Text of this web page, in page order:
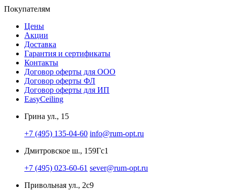
Покупателям
Цены
Акции
Доставка
Гарантия и сертификаты
Контакты
Договор оферты для ООО
Договор оферты ФЛ
Договор оферты для ИП
EasyCeiling
Грина ул., 15
+7 (495) 135-04-60 info@rum-opt.ru
Дмитровское ш., 159Гс1
+7 (495) 023-60-61 sever@rum-opt.ru
Привольная ул., 2с9